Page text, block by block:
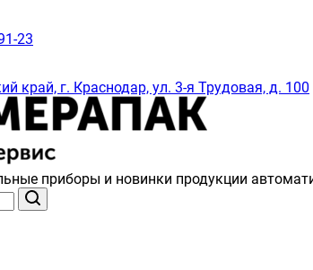
23
край, г. Краснодар, ул. 3-я Трудовая, д. 100
приборы и новинки продукции